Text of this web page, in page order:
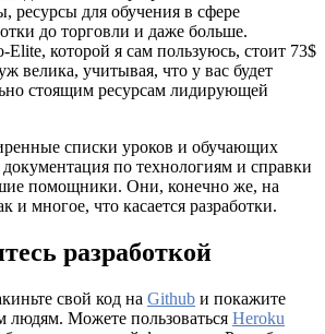
ресурсы для обучения в сфере
до торговли и даже больше.
которой я сам пользуюсь, стоит 73$
велика, учитывая, что у вас будет
стоящим ресурсам лидирующей
списки уроков и обучающих
по технологиям и справки
помощники. Они, конечно же, на
и многое, что касается разработки.
разработкой
свой код на Github и покажите
людям. Можете пользоваться Heroku